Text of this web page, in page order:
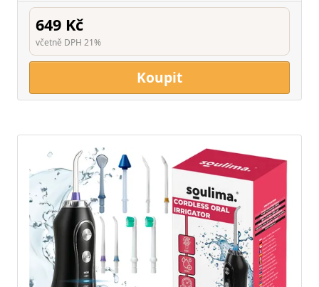
649 Kč
včetně DPH 21%
Koupit